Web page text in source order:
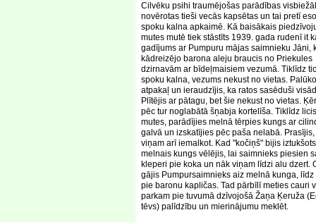
Cilvēku psihi traumējošas parādības
novērotas tieši vecās kapsētas un tai pretī
spoku kalna apkaimē. Kā baisākais
mutes mutē tiek stāstīts 1939. gada rudenī it
gadījums ar Pumpuru mājas saimnieku Jāni,
kādreizējo barona aleju braucis no Priekules
dzirnavām ar bīdeļmaisiem vezumā. Tiklīdz
spoku kalna, vezums nekust no vietas.
atpakaļ un ieraudzījis, ka ratos sasēduši
Plītējis ar pātagu, bet šie nekust no vietas.
pēc tur noglabātā šņabja kortelīša. Tiklīdz
mutes, parādījies melnā tērpies kungs ar
galvā un izskatījies pēc paša nelabā.
viņam arī iemalkot. Kad "kočiņš" bijis
melnais kungs vēlējis, lai saimnieks piesien
kleperi pie koka un nāk viņam līdzi alu dzert.
gājis Pumpursaimnieks aiz melnā kunga, līdz
pie baronu kapličas. Tad pārbīlī meties cauri
parkam pie tuvumā dzīvojošā Žaņa Ķeruža
tēvs) palīdzību un mierinājumu meklēt.